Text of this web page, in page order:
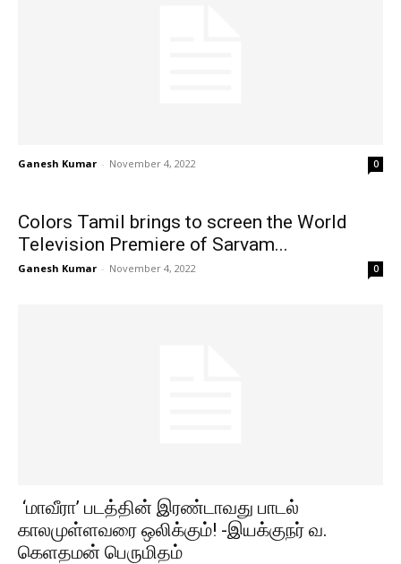
Ganesh Kumar - November 4, 2022 0
Colors Tamil brings to screen the World
Television Premiere of Sarvam...
Ganesh Kumar - November 4, 2022 0
‘மாவீரா’ படத்தின் இரண்டாவது பாடல்
காலமுள்ளவரை ஒலிக்கும்! -இயக்குநர் வ.
கெளதமன் பெருமிதம்